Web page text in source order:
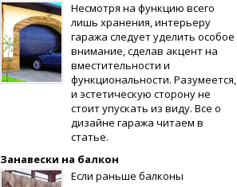
Несмотря на функцию всего
лишь хранения, интерьеру
гаража следует уделить особое
внимание, сделав акцент на
вместительности и
функциональности. Разумеется,
и эстетическую сторону не
стоит упускать из виду. Все о
дизайне гаража читаем в
статье.
Занавески на балкон
Если раньше балконы